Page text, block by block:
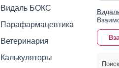
Видаль БОКС
Парафармацевтика
Ветеринария
Калькуляторы
Поиск